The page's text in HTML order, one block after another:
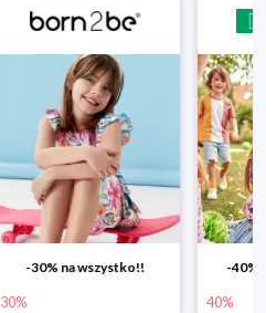
-30% na wszystko!!
30%
-40%
40%